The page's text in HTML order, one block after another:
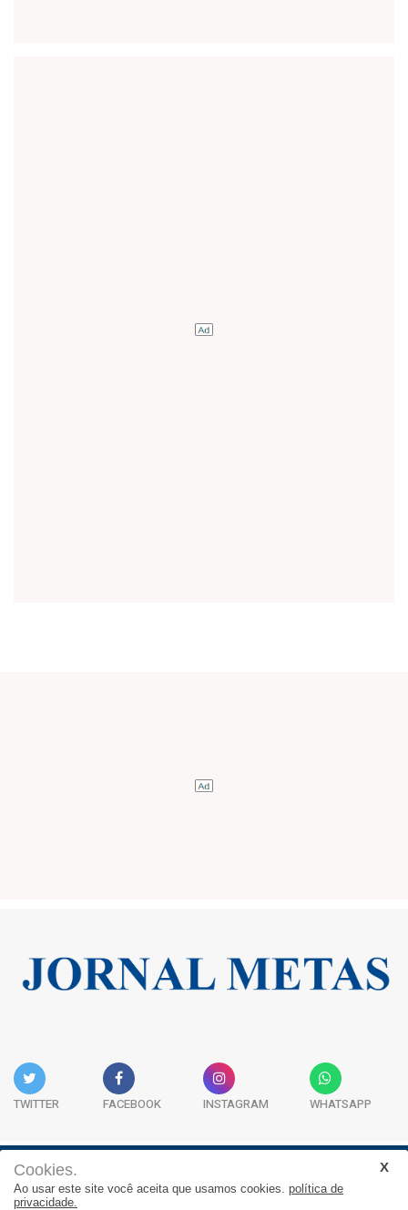
TWITTER FACEBOOK INSTAGRAM WHATSAPP
Cookies.
Ao usar este site você aceita que usamos cookies. política de
privacidade.